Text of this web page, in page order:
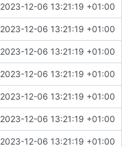
2023-12-06 13:21:19 +01:00
2023-12-06 13:21:19 +01:00
2023-12-06 13:21:19 +01:00
2023-12-06 13:21:19 +01:00
2023-12-06 13:21:19 +01:00
2023-12-06 13:21:19 +01:00
2023-12-06 13:21:19 +01:00